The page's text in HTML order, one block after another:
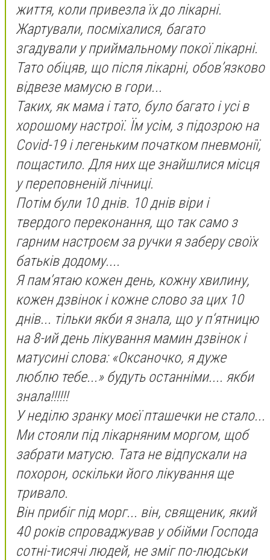
життя, коли привезла їх до лікарні.
Жартували, посміхалися, багато
згадували у приймальному покої лікарні.
Тато обіцяв, що після лікарні, обов’язково
відвезе мамусю в гори...
Таких, як мама і тато, було багато і усі в
хорошому настрої. Їм усім, з підозрою на
Covid-19 і легеньким початком пневмонії,
пощастило. Для них ще знайшлися місця
у переповненій лічниці.
Потім були 10 днів. 10 днів віри і
твердого переконання, що так само з
гарним настроєм за ручки я заберу своїх
батьків додому....
Я пам’ятаю кожен день, кожну хвилину,
кожен дзвінок і кожне слово за цих 10
днів... тільки якби я знала, що у п‘ятницю
на 8-ий день лікування мамин дзвінок і
матусині слова: «Оксаночко, я дуже
люблю тебе...» будуть останніми.... якби
знала!!!!!!
У неділю зранку моєї пташечки не стало...
Ми стояли під лікарняним моргом, щоб
забрати матусю. Тата не відпускали на
похорон, оскільки його лікування ще
тривало.
Він прибіг під морг... він, священик, який
40 років спроваджував у обійми Господа
сотні-тисячі людей, не зміг по-людськи